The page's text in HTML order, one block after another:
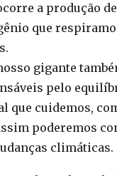
a produção
que
gigante
pelo
que cuidemos,
poderemos
climáticas.